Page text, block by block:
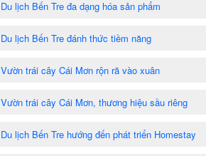
Du lịch Bến Tre đa dạng hóa sản phẩm
Du lịch Bến Tre đánh thức tiềm năng
Vườn trái cây Cái Mơn rộn rã vào xuân
Vườn trái cây Cái Mơn, thương hiệu sầu riêng
Du lịch Bến Tre hướng đến phát triển Homestay